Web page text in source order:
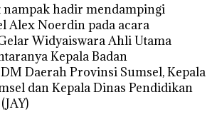
nampak hadir mendampingi
Alex Noerdin pada acara
Widyaiswara Ahli Utama
Kepala Badan
Daerah Provinsi Sumsel, Kepala
dan Kepala Dinas Pendidikan